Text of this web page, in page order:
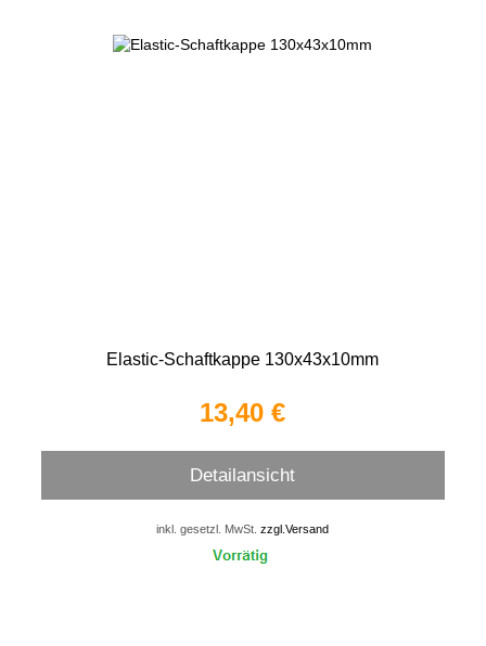
Elastic-Schaftkappe 130x43x10mm
13,40 €
Detailansicht
inkl. gesetzl. MwSt.zzgl.Versand